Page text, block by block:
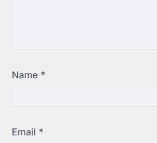
Name *
Email *